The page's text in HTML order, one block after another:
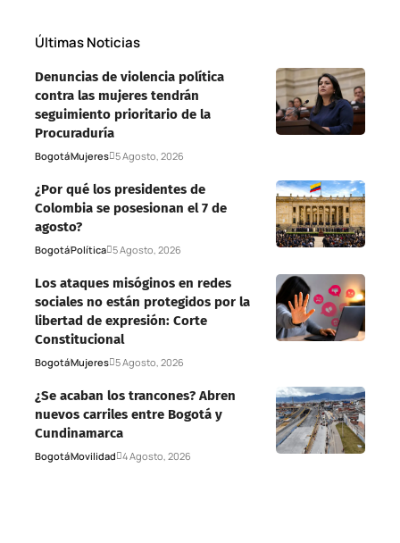
Últimas Noticias
Denuncias de violencia política
contra las mujeres tendrán
seguimiento prioritario de la
Procuraduría
BogotáMujeres 5 Agosto, 2026
¿Por qué los presidentes de
Colombia se posesionan el 7 de
agosto?
BogotáPolítica 5 Agosto, 2026
Los ataques misóginos en redes
sociales no están protegidos por la
libertad de expresión: Corte
Constitucional
BogotáMujeres 5 Agosto, 2026
¿Se acaban los trancones? Abren
nuevos carriles entre Bogotá y
Cundinamarca
BogotáMovilidad 4 Agosto, 2026